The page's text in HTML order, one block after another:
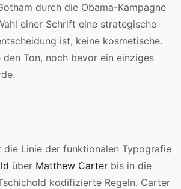
durch die Obama-Kampagne
einer Schrift eine strategische
ist, keine kosmetische.
Ton, noch bevor ein einziges
die Linie der funktionalen Typografie
über Matthew Carter bis in die
kodifizierte Regeln. Carter